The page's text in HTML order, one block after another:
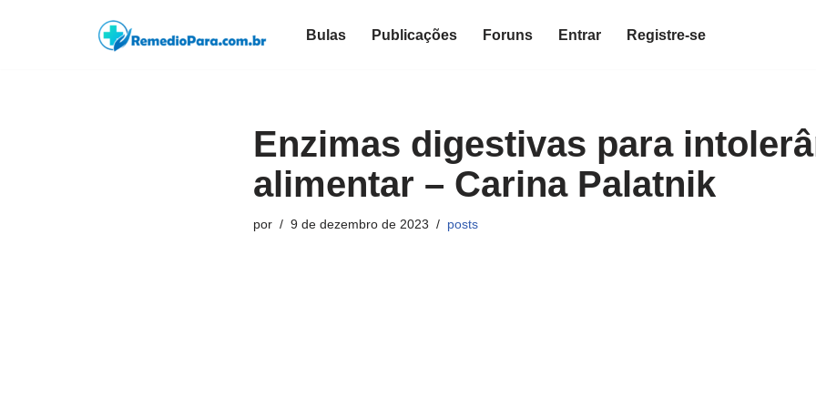
Bulas Publicações Foruns Entrar Registre-se
Enzimas digestivas para
alimentar – Carina Palatnik
por 9 de dezembro de 2023 posts